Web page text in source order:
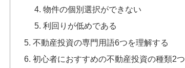
物件の個別選択ができない
利回りが低めである
不動産投資の専門用語6つを理解する
初心者におすすめの不動産投資の種類2つ